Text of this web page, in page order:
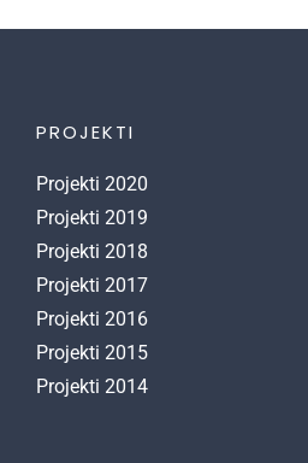
PROJEKTI
Projekti 2020
Projekti 2019
Projekti 2018
Projekti 2017
Projekti 2016
Projekti 2015
Projekti 2014